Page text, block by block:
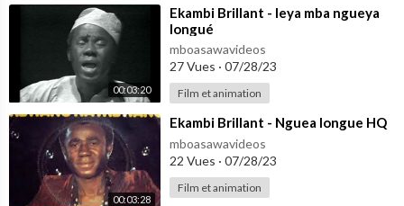
00:03:20
⁣Ekambi Brillant - leya mba ngueya
longué
mboasawavideos
27 Vues · 07/28/23
Film et animation
00:03:28
⁣Ekambi Brillant - Nguea longue HQ
mboasawavideos
22 Vues · 07/28/23
Film et animation